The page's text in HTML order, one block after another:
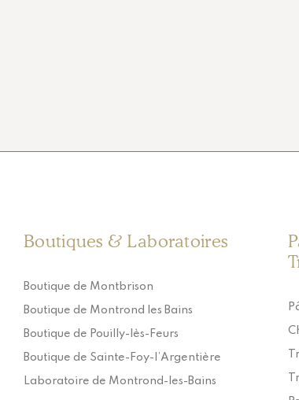
Boutiques & Laboratoires
Boutique de Montbrison
Boutique de Montrond les Bains
Boutique de Pouilly-lès-Feurs
Boutique de Sainte-Foy-l’Argentière
Laboratoire de Montrond-les-Bains